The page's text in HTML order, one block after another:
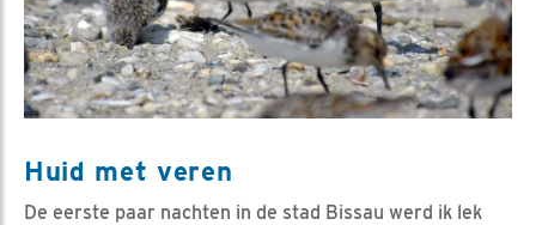
Huid met veren
De eerste paar nachten in de stad Bissau werd ik lek